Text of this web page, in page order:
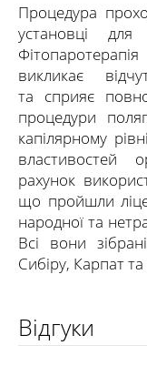
Процедура
установці для
викликає
та сприяє
процедури
капілярному
властивостей
рахунок
що пройшли
народної та
Всі вони
Сибіру, ​​Карпат
Відгуки